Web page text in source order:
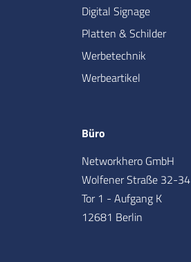
Digital Signage
Platten & Schilder
Werbetechnik
Werbeartikel
Büro
Networkhero GmbH
Wolfener Straße 32-34
Tor 1 - Aufgang K
12681 Berlin